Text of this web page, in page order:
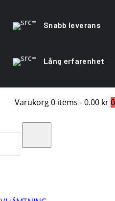
Snabb leverans
Lång erfarenhet
Varukorg0 items -0.00 kr0